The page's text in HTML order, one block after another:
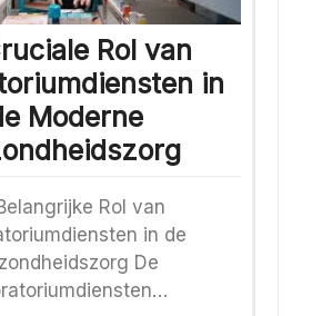
Rol van
in
Moderne
Rol van
in de
De